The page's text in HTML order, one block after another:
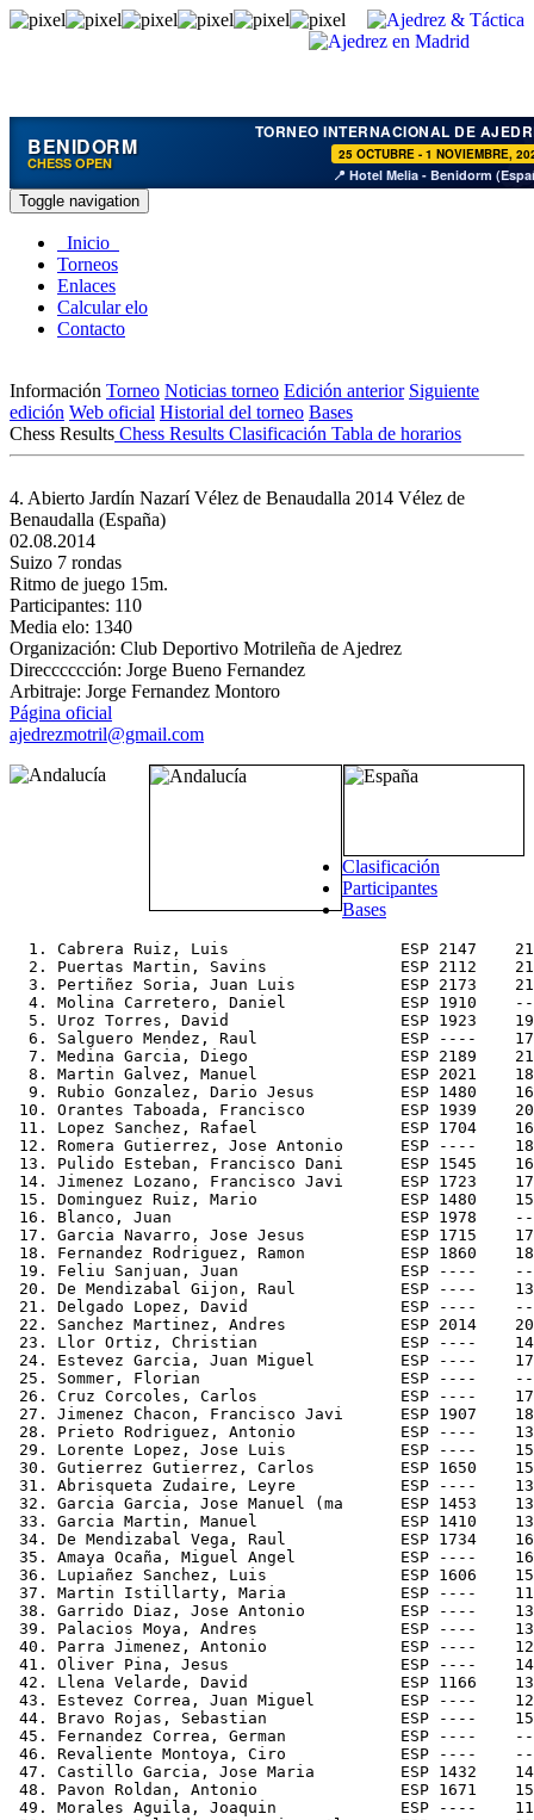
BENIDORM
CHESS OPEN
TORNEO INTERNACIONAL DE
25 OCTUBRE - 1 NOVIEMBRE,
📍 Hotel Melia - Benidorm
Toggle navigation
Inicio
Torneos
Enlaces
Calcular elo
Contacto
Información Torneo Noticias torneo Edición anterior Siguiente
edición Web oficial Historial del torneo Bases
Chess Results Chess Results Clasificación Tabla de horarios
4. Abierto Jardín Nazarí Vélez de Benaudalla 2014 Vélez de
Benaudalla (España)
02.08.2014
Suizo 7 rondas
Ritmo de juego 15m.
Participantes: 110
Media elo: 1340
Organización: Club Deportivo Motrileña de Ajedrez
Direcccccción: Jorge Bueno Fernandez
Arbitraje: Jorge Fernandez Montoro
Página oficial
ajedrezmotril@gmail.com
Clasificación
Participantes
Bases
1. Cabrera Ruiz, Luis                  ESP 2147
2. Puertas Martin, Savins              ESP 2112
3. Pertiñez Soria, Juan Luis           ESP 2173
4. Molina Carretero, Daniel            ESP 1910
5. Uroz Torres, David                  ESP 1923
6. Salguero Mendez, Raul               ESP ----
7. Medina Garcia, Diego                ESP 2189
8. Martin Galvez, Manuel               ESP 2021
9. Rubio Gonzalez, Dario Jesus         ESP 1480
10. Orantes Taboada, Francisco          ESP 1939
11. Lopez Sanchez, Rafael               ESP 1704
12. Romera Gutierrez, Jose Antonio      ESP ----
13. Pulido Esteban, Francisco Dani      ESP 1545
14. Jimenez Lozano, Francisco Javi      ESP 1723
15. Dominguez Ruiz, Mario               ESP 1480
16. Blanco, Juan                        ESP 1978
17. Garcia Navarro, Jose Jesus          ESP 1715
18. Fernandez Rodriguez, Ramon          ESP 1860
19. Feliu Sanjuan, Juan                 ESP ----
20. De Mendizabal Gijon, Raul           ESP ----
21. Delgado Lopez, David                ESP ----
22. Sanchez Martinez, Andres            ESP 2014
23. Llor Ortiz, Christian               ESP ----
24. Estevez Garcia, Juan Miguel         ESP ----
25. Sommer, Florian                     ESP ----
26. Cruz Corcoles, Carlos               ESP ----
27. Jimenez Chacon, Francisco Javi      ESP 1907
28. Prieto Rodriguez, Antonio           ESP ----
29. Lorente Lopez, Jose Luis            ESP ----
30. Gutierrez Gutierrez, Carlos         ESP 1650
31. Abrisqueta Zudaire, Leyre           ESP ----
32. Garcia Garcia, Jose Manuel (ma      ESP 1453
33. Garcia Martin, Manuel               ESP 1410
34. De Mendizabal Vega, Raul            ESP 1734
35. Amaya Ocaña, Miguel Angel           ESP ----
36. Lupiañez Sanchez, Luis              ESP 1606
37. Martin Istillarty, Maria            ESP ----
38. Garrido Diaz, Jose Antonio          ESP ----
39. Palacios Moya, Andres               ESP ----
40. Parra Jimenez, Antonio              ESP ----
41. Oliver Pina, Jesus                  ESP ----
42. Llena Velarde, David                ESP 1166
43. Estevez Correa, Juan Miguel         ESP ----
44. Bravo Rojas, Sebastian              ESP ----
45. Fernandez Correa, German            ESP ----
46. Revaliente Montoya, Ciro            ESP ----
47. Castillo Garcia, Jose Maria         ESP 1432
48. Pavon Roldan, Antonio               ESP 1671
49. Morales Aguila, Joaquin             ESP ----